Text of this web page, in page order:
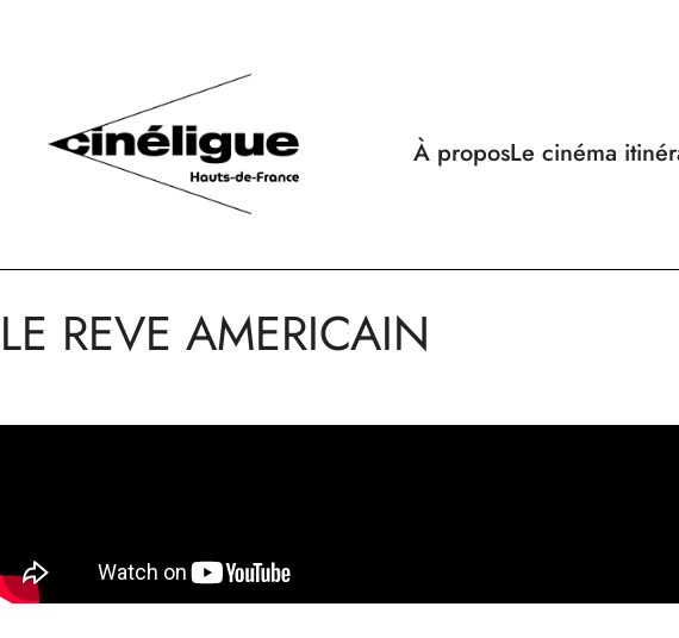
À proposLe cinéma
LE REVE AMERICAIN